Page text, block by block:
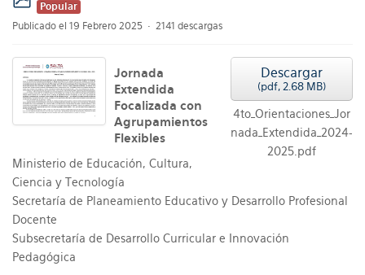
pdfPopular
Publicado el 19 Febrero 2025
2141 descargas
Descargar
(pdf, 2.68 MB)
4to_Orientaciones_Jor
nada_Extendida_2024-
2025.pdf
Jornada
Extendida
Focalizada con
Agrupamientos
Flexibles
Ministerio de Educación, Cultura,
Ciencia y Tecnología
Secretaría de Planeamiento Educativo y Desarrollo Profesional
Docente
Subsecretaría de Desarrollo Curricular e Innovación
Pedagógica